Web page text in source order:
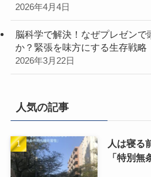
2026年4月4日
脳科学で解決！なぜプレゼンで
か？緊張を味方にする生存戦略
2026年3月22日
人気の記事
人は寝る
「特別無